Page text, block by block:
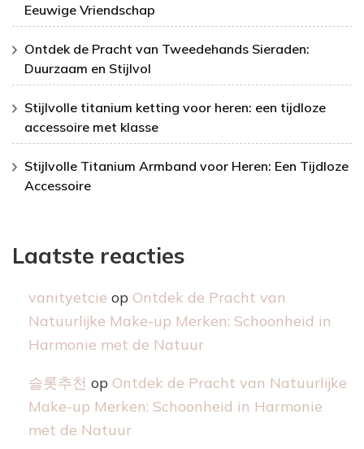
Eeuwige Vriendschap
Ontdek de Pracht van Tweedehands Sieraden:
Duurzaam en Stijlvol
Stijlvolle titanium ketting voor heren: een tijdloze
accessoire met klasse
Stijlvolle Titanium Armband voor Heren: Een Tijdloze
Accessoire
Laatste reacties
vanityetcie op Ontdek de Pracht van
Natuurlijke Make-up Merken: Schoonheid in
Harmonie met de Natuur
슬롯추천 op Ontdek de Pracht van Natuurlijke
Make-up Merken: Schoonheid in Harmonie
met de Natuur